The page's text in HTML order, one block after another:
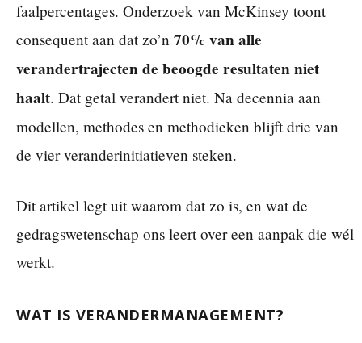
faalpercentages. Onderzoek van McKinsey toont
consequent aan dat zo’n 70% van alle
verandertrajecten de beoogde resultaten niet
haalt. Dat getal verandert niet. Na decennia aan
modellen, methodes en methodieken blijft drie van
de vier veranderinitiatieven steken.
Dit artikel legt uit waarom dat zo is, en wat de
gedragswetenschap ons leert over een aanpak die wél
werkt.
WAT IS VERANDERMANAGEMENT?